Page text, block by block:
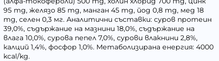
95 mg, желязо 85 mg, манган 45 mg, йод 0,8 mg, мед 18
mg, селен 0,3 мг. Аналитични съставки: суров протеин
39,0%, съдържание на мазнини 18,0%, съдържание на
влага 10,0%, сурова пепел 7,0%, сурови влакнини 2,8%,
калций 1,4%, фосфор 1,0%. Метаболизирана енергия: 4000
kcal/kg.